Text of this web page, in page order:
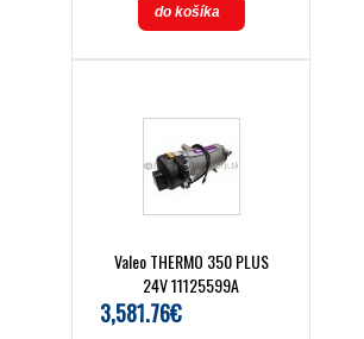
do košíka
Valeo THERMO 350 PLUS
24V 11125599A
3,581.76€